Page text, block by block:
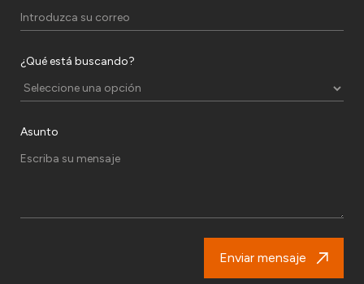
¿Qué está buscando?
Asunto
Enviar mensaje